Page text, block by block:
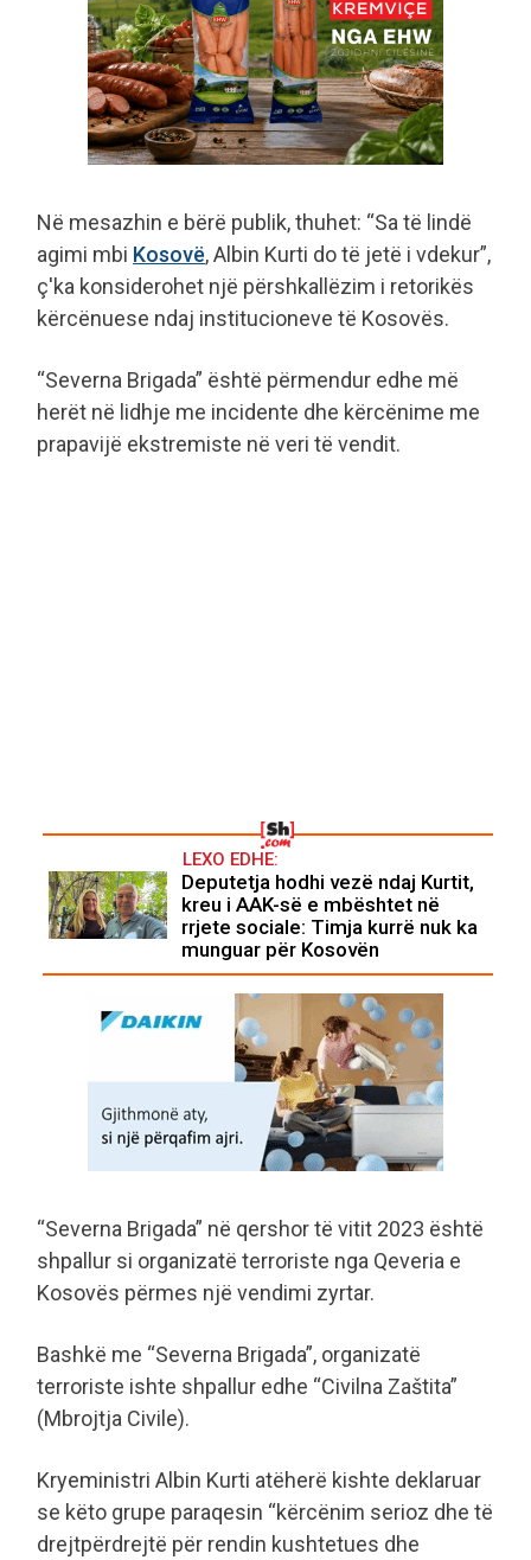
Në mesazhin e bërë publik, thuhet: “Sa të lindë
agimi mbi Kosovë, Albin Kurti do të jetë i vdekur”,
ç'ka konsiderohet një përshkallëzim i retorikës
kërcënuese ndaj institucioneve të Kosovës.
“Severna Brigada” është përmendur edhe më
herët në lidhje me incidente dhe kërcënime me
prapavijë ekstremiste në veri të vendit.
LEXO EDHE:
Deputetja hodhi vezë ndaj Kurtit,
kreu i AAK-së e mbështet në
rrjete sociale: Timja kurrë nuk ka
munguar për Kosovën
“Severna Brigada” në qershor të vitit 2023 është
shpallur si organizatë terroriste nga Qeveria e
Kosovës përmes një vendimi zyrtar.
Bashkë me “Severna Brigada”, organizatë
terroriste ishte shpallur edhe “Civilna Zaštita”
(Mbrojtja Civile).
Kryeministri Albin Kurti atëherë kishte deklaruar
se këto grupe paraqesin “kërcënim serioz dhe të
drejtpërdrejtë për rendin kushtetues dhe